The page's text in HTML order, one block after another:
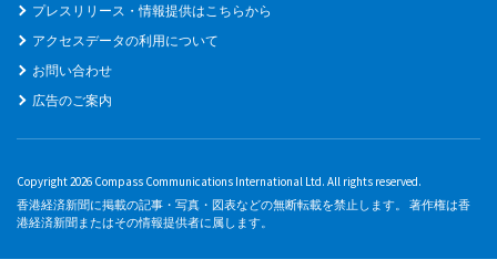
プレスリリース・情報提供はこちらから
アクセスデータの利用について
お問い合わせ
広告のご案内
Copyright 2026 Compass Communications International Ltd. All rights reserved.
香港経済新聞に掲載の記事・写真・図表などの無断転載を禁止します。 著作権は香
港経済新聞またはその情報提供者に属します。